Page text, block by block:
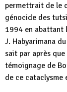
permettrait de le
génocide des
1994 en abattant
J. Habyarimana
sait par après
témoignage de
de ce cataclysme